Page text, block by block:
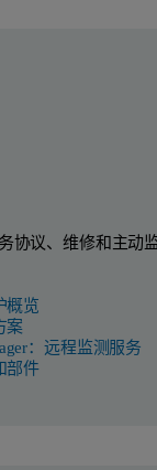
协议、维修和主动
概览
案
：远程监测服务
部件